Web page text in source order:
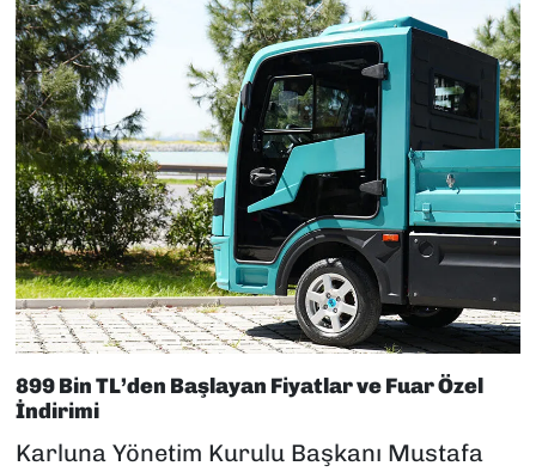
899 Bin TL’den Başlayan Fiyatlar ve Fuar Özel
İndirimi
Karluna Yönetim Kurulu Başkanı Mustafa